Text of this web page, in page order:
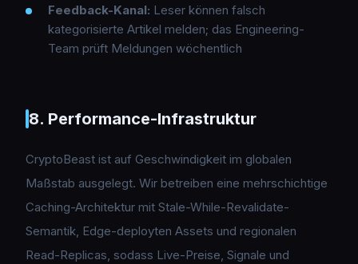
Feedback-Kanal: Leser können falsch
kategorisierte Artikel melden; das Engineering-
Team prüft Meldungen wöchentlich
8. Performance-Infrastruktur
CryptoBeast ist auf Geschwindigkeit im globalen
Maßstab ausgelegt. Wir betreiben eine mehrschichtige
Caching-Architektur mit Stale-While-Revalidate-
Semantik, Edge-deployten Assets und regionalen
Read-Replicas, sodass Live-Preise, Signale und